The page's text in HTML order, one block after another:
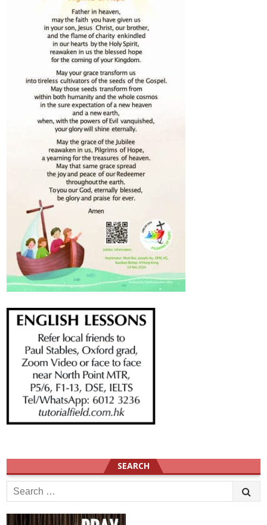
SEARCH
Search
for: